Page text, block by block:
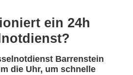
ein 24h
Barrenstein
die Uhr, um schnelle